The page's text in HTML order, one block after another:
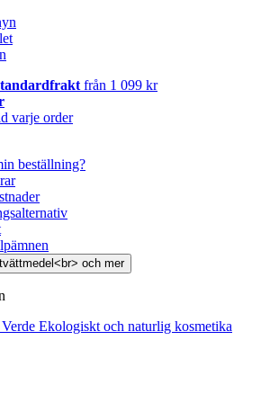
från 1 099 kr
varje order
beställning?
Ekologiskt och naturlig kosmetika